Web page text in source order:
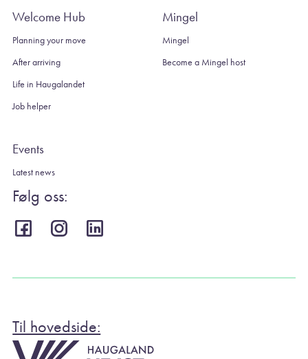
Welcome Hub
Planning your move
After arriving
Life in Haugalandet
Job helper
Mingel
Mingel
Become a Mingel host
Events
Latest news
Følg oss:
Til hovedside: